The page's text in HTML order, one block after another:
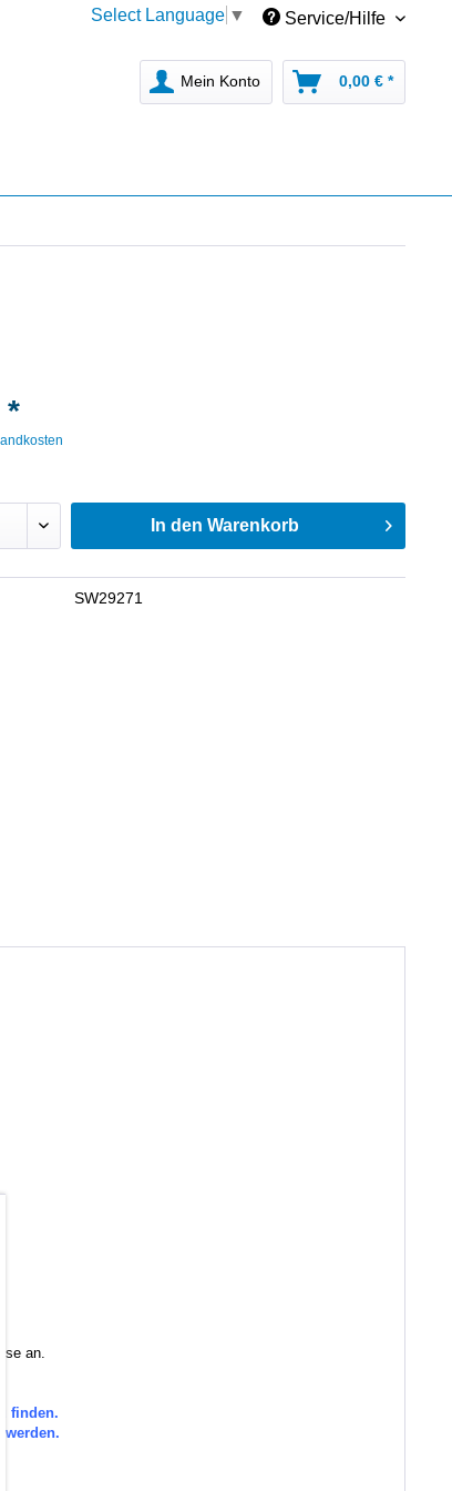
Select Language ▼ Service/Hilfe
Mein Konto 0,00 € *
*
In den Warenkorb
SW29271
an.
finden.
werden.